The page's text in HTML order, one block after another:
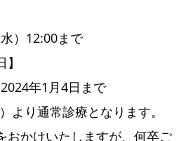
）12:00まで
年1月4日まで
より通常診療となります。
おかけいたしますが、何卒ご